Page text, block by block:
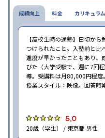
成績向上
【高校生時の通塾】日頃から
つけられたこと。入塾前と比
進度が早かったこともあり、
びた（大学受験で、週に7回
導。受講料は月80,000円程度
授業スタイル：映像。回答時
5.0
20歳（学生） / 東京都 男性
料金 カリキュラム